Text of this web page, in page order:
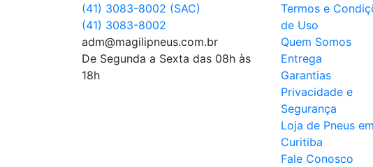
(41) 3083-8002 (SAC)
(41) 3083-8002
adm@magilipneus.com.br
De Segunda a Sexta das 08h às
18h
Termos e
de Uso
Quem Somos
Entrega
Garantias
Privacidade e
Segurança
Loja de Pneus em
Curitiba
Fale Conosco